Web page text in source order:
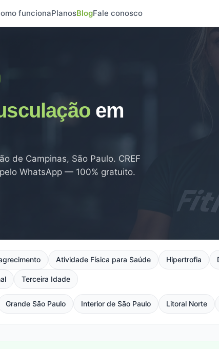
funcionaPlanosBlogFale conosco
em
de Campinas, São Paulo. CREF
WhatsApp — 100% gratuito.
Atividade Física para Saúde Hipertrofia
Terceira Idade
Grande São Paulo Interior de São Paulo Litoral Norte